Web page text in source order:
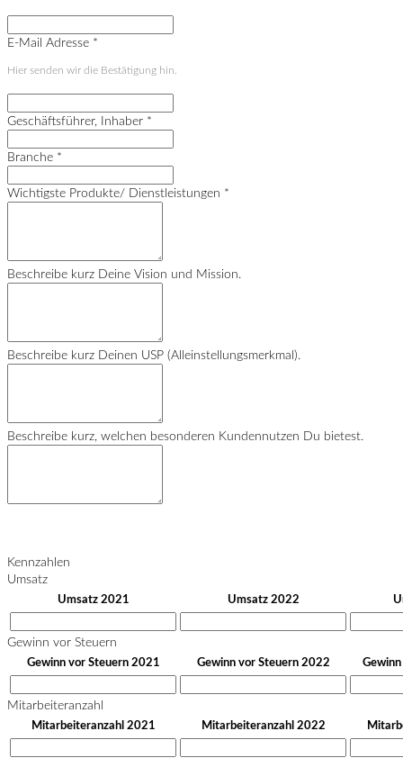
E-Mail Adresse *
Hier senden wir die Bestätigung hin.
Geschäftsführer, Inhaber *
Branche *
Wichtigste Produkte/ Dienstleistungen *
Beschreibe kurz Deine Vision und Mission.
Beschreibe kurz Deinen USP (Alleinstellungsmerkmal).
Beschreibe kurz, welchen besonderen Kundennutzen Du bietest.
Kennzahlen
Umsatz
Umsatz 2021 Umsatz 2022
Gewinn vor Steuern
Gewinn vor Steuern 2021 Gewinn vor Steuern 2022
Mitarbeiteranzahl
Mitarbeiteranzahl 2021 Mitarbeiteranzahl 2022